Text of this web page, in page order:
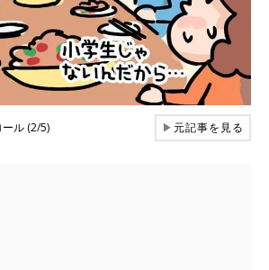
ル (2/5) ▶元記事を見る